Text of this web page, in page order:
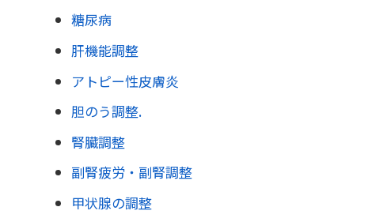
糖尿病
肝機能調整
アトピー性皮膚炎
胆のう調整.
腎臓調整
副腎疲労・副腎調整
甲状腺の調整